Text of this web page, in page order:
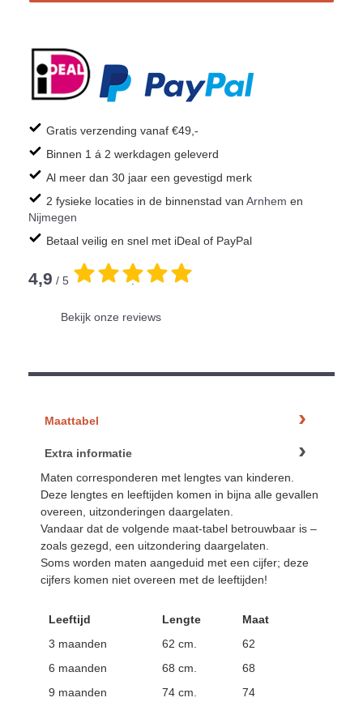
Gratis verzending vanaf €49,-
Binnen 1 á 2 werkdagen geleverd
Al meer dan 30 jaar een gevestigd merk
2 fysieke locaties in de binnenstad van Arnhem en
Nijmegen
Betaal veilig en snel met iDeal of PayPal
4,9 / 5 .
Bekijk onze reviews
Maattabel
Extra informatie
Maten corresponderen met lengtes van kinderen.
Deze lengtes en leeftijden komen in bijna alle gevallen
overeen, uitzonderingen daargelaten.
Vandaar dat de volgende maat-tabel betrouwbaar is –
zoals gezegd, een uitzondering daargelaten.
Soms worden maten aangeduid met een cijfer; deze
cijfers komen niet overeen met de leeftijden!
Leeftijd Lengte
Maat
3 maanden
62 cm.
62
6 maanden
68 cm.
68
9 maanden
74 cm.
74